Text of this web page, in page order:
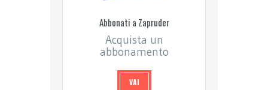
Abbonati a Zapruder
Acquista un
abbonamento
VAI